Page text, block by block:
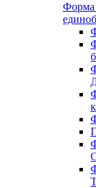
Форма